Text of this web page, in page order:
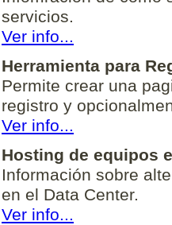
servicios.
Ver info...
Herramienta para
Permite crear una
registro y
Ver info...
Hosting de equipos
Información sobre
en el Data Center.
Ver info...